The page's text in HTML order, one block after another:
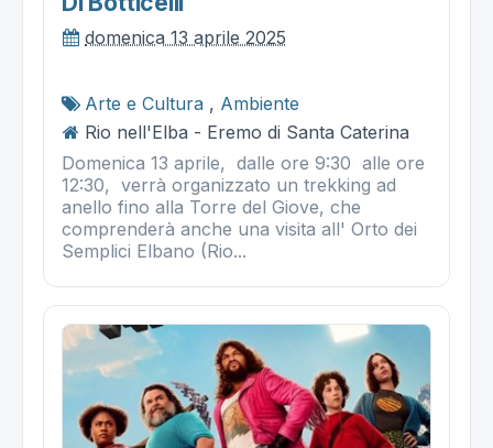
domenica 13 aprile 2025
Arte e Cultura , Ambiente
Rio nell'Elba - Eremo di Santa Caterina
Domenica 13 aprile, dalle ore 9:30 alle ore
12:30, verrà organizzato un trekking ad
anello fino alla Torre del Giove, che
comprenderà anche una visita all' Orto dei
Semplici Elbano (Rio...